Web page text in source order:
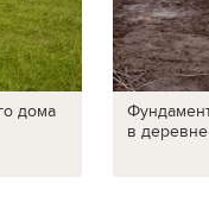
дома
в